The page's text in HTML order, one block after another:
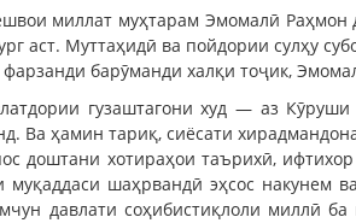
миллат муҳтарам Эмомалӣ Раҳмон
аст. Муттаҳидӣ ва пойдории сулҳу
барӯманди халқи тоҷик,
гузаштагони худ — аз
Ва ҳамин тариқ, сиёсати
доштани хотираҳои таърихӣ,
шаҳрвандӣ эҳсос накунем
давлати соҳибистиқлоли миллӣ